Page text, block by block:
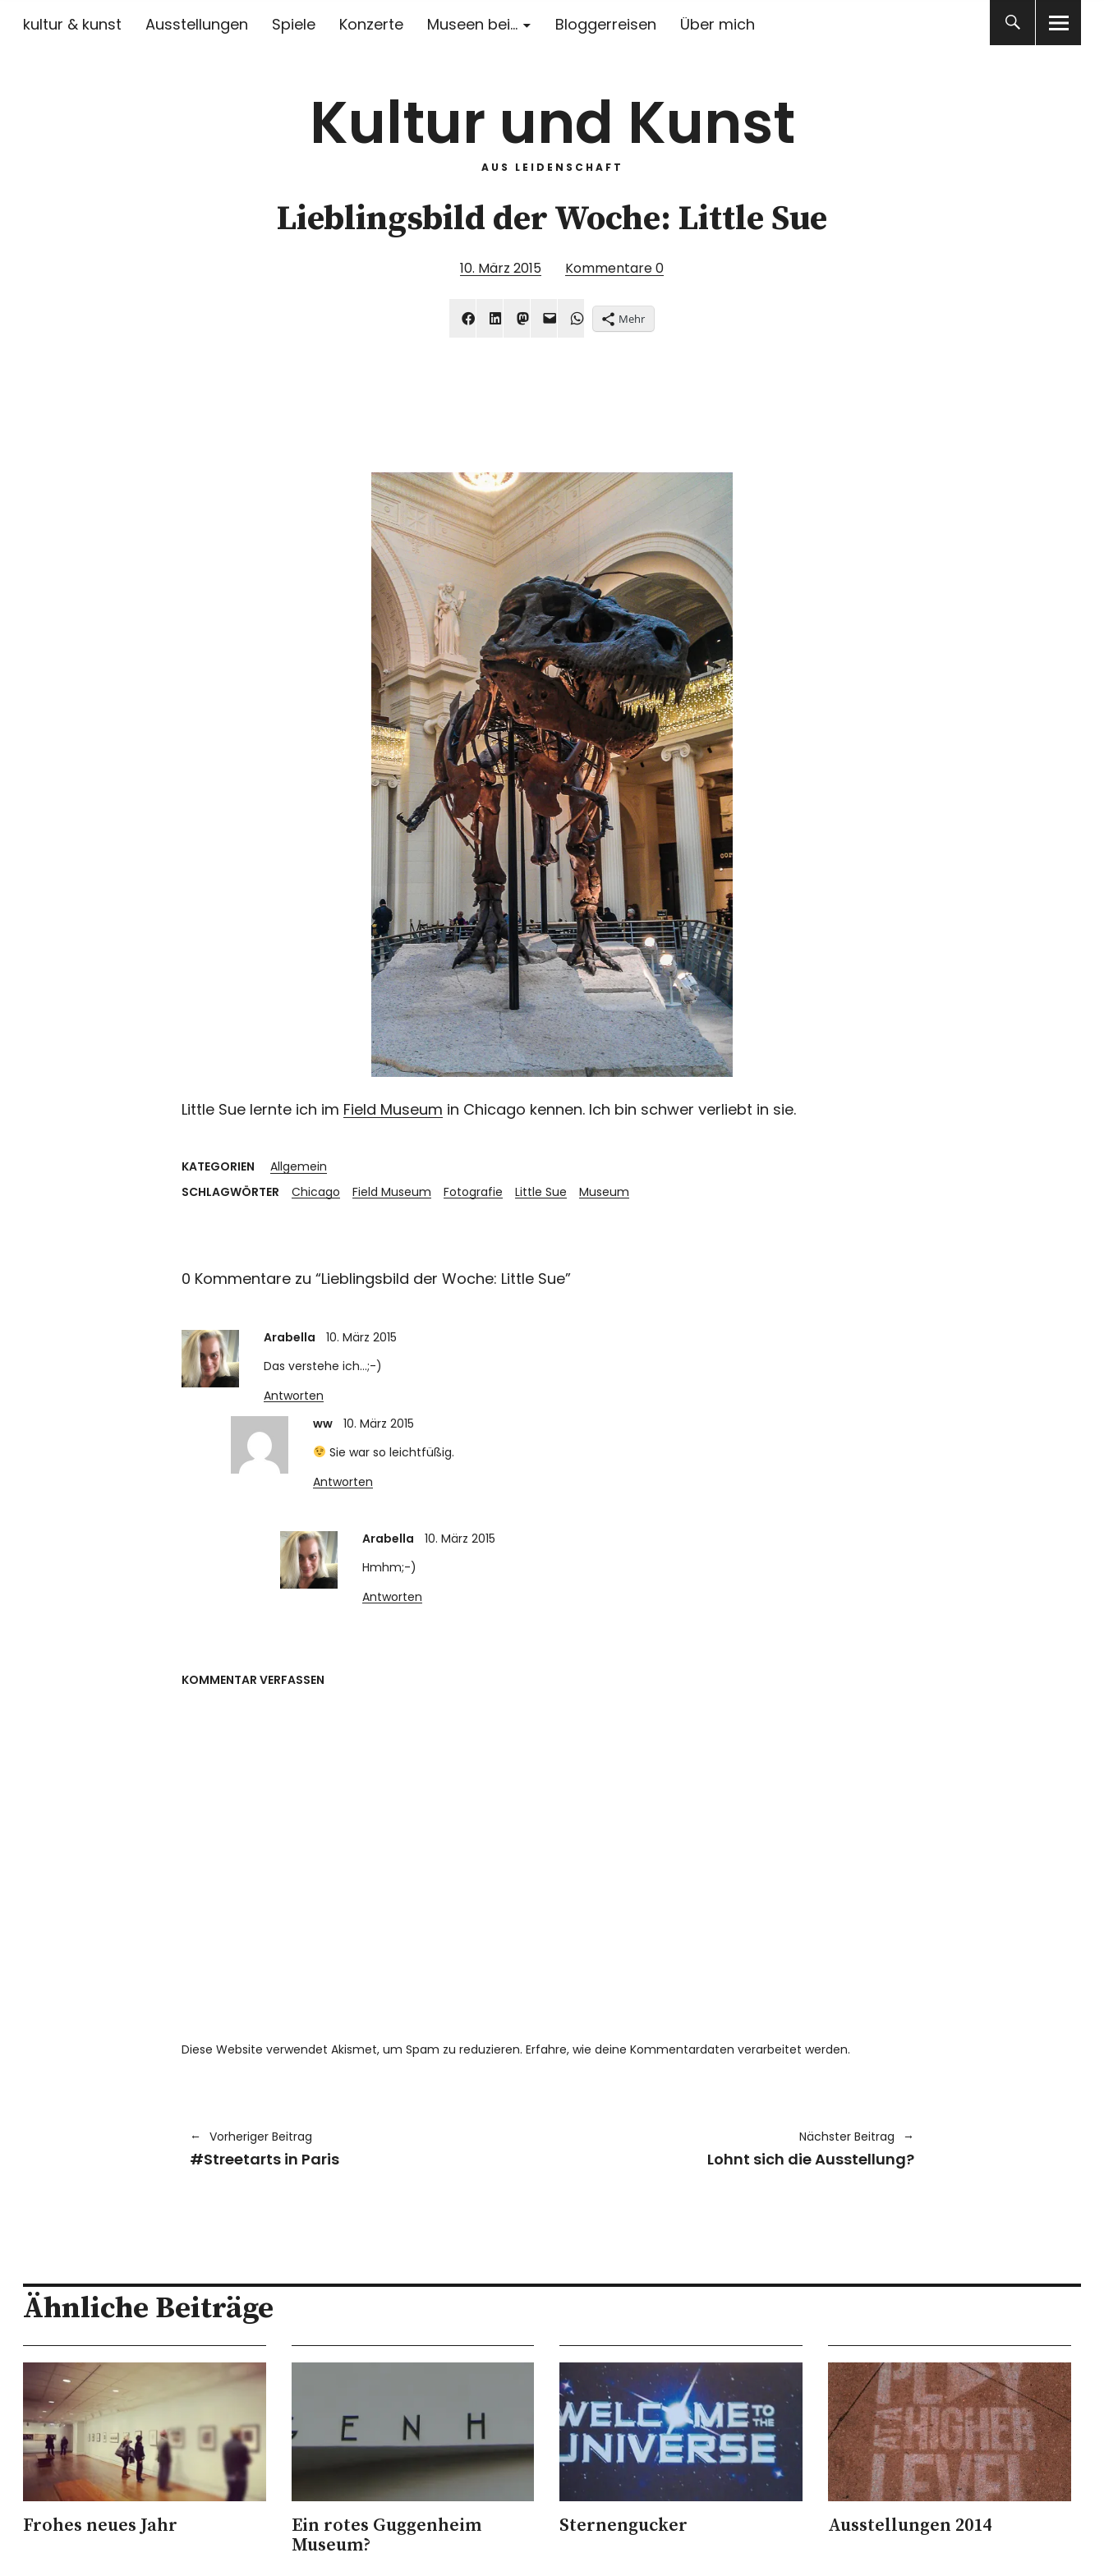
kultur & kunst Ausstellungen Spiele Konzerte Museen bei… Bloggerreisen Über mich
Kultur und Kunst
AUS LEIDENSCHAFT
Lieblingsbild der Woche: Little Sue
10. März 2015 Kommentare0
Mehr
Little Sue lernte ich im Field Museum in Chicago kennen. Ich bin schwer verliebt in sie.
KATEGORIEN
Allgemein
SCHLAGWÖRTER
Chicago Field Museum Fotografie Little Sue Museum
0 Kommentare zu “Lieblingsbild der Woche: Little Sue”
Arabella
10. März 2015
Das verstehe ich…;-)
Antworten
ww
10. März 2015
Sie war so leichtfüßig.
Antworten
Arabella
10. März 2015
Hmhm;-)
Antworten
KOMMENTAR VERFASSEN
Diese Website verwendet Akismet, um Spam zu reduzieren.Erfahre, wie deine Kommentardaten verarbeitet werden.
Vorheriger Beitrag
#Streetarts in Paris
Nächster Beitrag
Lohnt sich die Ausstellung?
Ähnliche Beiträge
Frohes neues Jahr
Ein rotes Guggenheim
Museum?
Sternengucker Ausstellungen 2014